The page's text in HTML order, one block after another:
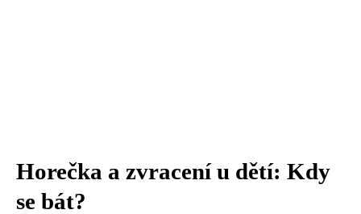
Horečka a zvracení u dětí: Kdy
se bát?